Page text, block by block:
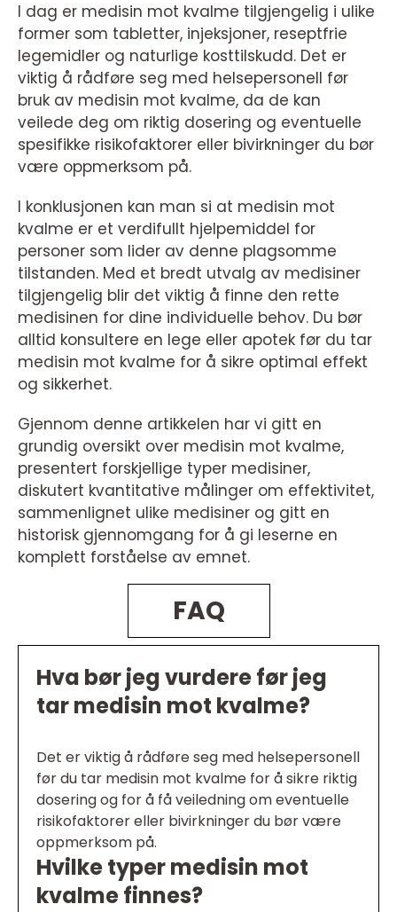
I dag er medisin mot kvalme tilgjengelig i ulike
former som tabletter, injeksjoner, reseptfrie
legemidler og naturlige kosttilskudd. Det er
viktig å rådføre seg med helsepersonell før
bruk av medisin mot kvalme, da de kan
veilede deg om riktig dosering og eventuelle
spesifikke risikofaktorer eller bivirkninger du bør
være oppmerksom på.
I konklusjonen kan man si at medisin mot
kvalme er et verdifullt hjelpemiddel for
personer som lider av denne plagsomme
tilstanden. Med et bredt utvalg av medisiner
tilgjengelig blir det viktig å finne den rette
medisinen for dine individuelle behov. Du bør
alltid konsultere en lege eller apotek før du tar
medisin mot kvalme for å sikre optimal effekt
og sikkerhet.
Gjennom denne artikkelen har vi gitt en
grundig oversikt over medisin mot kvalme,
presentert forskjellige typer medisiner,
diskutert kvantitative målinger om effektivitet,
sammenlignet ulike medisiner og gitt en
historisk gjennomgang for å gi leserne en
komplett forståelse av emnet.
FAQ
Hva bør jeg vurdere før jeg
tar medisin mot kvalme?
Det er viktig å rådføre seg med helsepersonell
før du tar medisin mot kvalme for å sikre riktig
dosering og for å få veiledning om eventuelle
risikofaktorer eller bivirkninger du bør være
oppmerksom på.
Hvilke typer medisin mot
kvalme finnes?